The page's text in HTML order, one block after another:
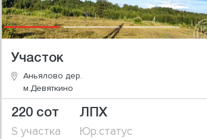
Участок
Аньялово дер.
м.Девяткино
220 сот
S участка
ЛПХ
Юр.статус